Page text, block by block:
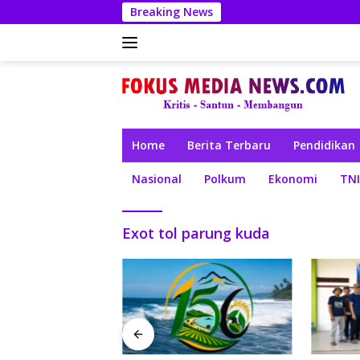
ke
Breaking News
Home Berita Terbaru Pendidikan
Nasional Polkum Ekonomi
Exot tol parung kuda